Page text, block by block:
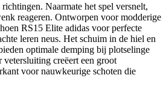
Naarmate het spel versnelt,
reageren. Ontworpen voor modderige
RS15 Elite adidas voor perfecte
leren neus. Het schuim in de hiel en
optimale demping bij plotselinge
creëert een groot
voor nauwkeurige schoten die